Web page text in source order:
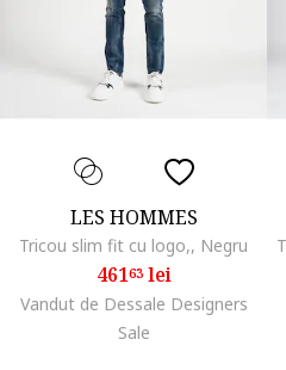
LES HOMMES
Tricou slim fit cu logo,, Negru
46163lei
Vandut de Dessale Designers
Sale